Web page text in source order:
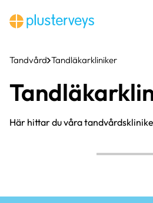
till
innehåll
Tandvård Tandläkarkliniker
Här hittar du våra